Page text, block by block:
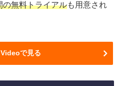
の無料トライアルも用意され
で見る